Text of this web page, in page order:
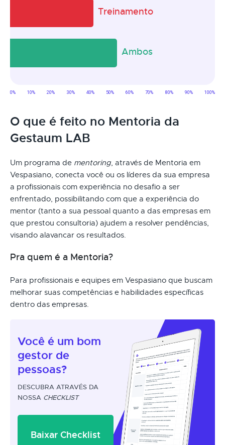
O que é feito no Mentoria da
Gestaum LAB
Um programa de mentoring, através de Mentoria em
Vespasiano, conecta você ou os líderes da sua empresa
a profissionais com experiência no desafio a ser
enfrentado, possibilitando com que a experiência do
mentor (tanto a sua pessoal quanto a das empresas em
que prestou consultoria) ajudem a resolver pendências,
visando alavancar os resultados.
Pra quem é a Mentoria?
Para profissionais e equipes em Vespasiano que buscam
melhorar suas competências e habilidades específicas
dentro das empresas.
Você é um bom
gestor de
pessoas?
DESCUBRA ATRAVÉS DA
NOSSA CHECKLIST
Baixar Checklist